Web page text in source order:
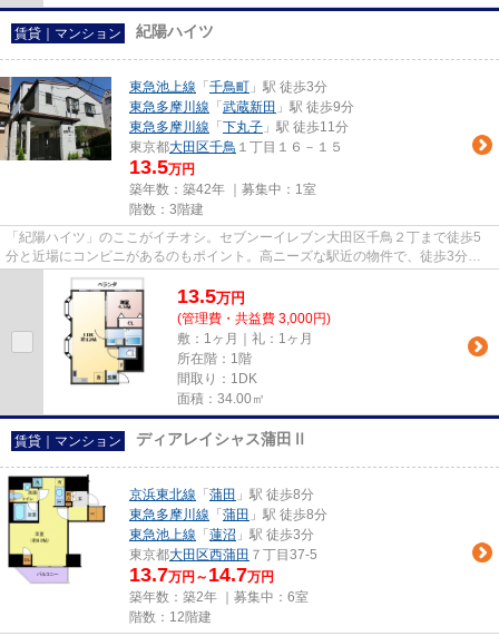
賃貸｜マンション 紀陽ハイツ
東急池上線 「 千鳥町 」駅 徒歩3分
東急多摩川線 「 武蔵新田 」駅 徒歩9分
東急多摩川線 「 下丸子 」駅 徒歩11分
東京都大田区千鳥 １丁目１６－１５
13.5万円
築年数：築42年 ｜募集中： 1室
階数：3階建
「紀陽ハイツ」のここがイチオシ。セブンーイレブン大田区千鳥２丁まで徒歩5
分と近場にコンビニがあるのもポイント。高ニーズな駅近の物件で、徒歩3分で
駅に行くことができます。眺望...
13.5万円
(管理費・共益費 3,000円)
敷：1ヶ月｜礼：1ヶ月
所在階：1階
間取り：1DK
面積：34.00㎡
賃貸｜マンション ディアレイシャス蒲田Ⅱ
京浜東北線 「 蒲田 」駅 徒歩8分
東急多摩川線 「 蒲田 」駅 徒歩8分
東急池上線 「 蓮沼 」駅 徒歩3分
東京都大田区西蒲田 ７丁目37-5
13.7万円～ 14.7万円
築年数：築2年 ｜募集中： 6室
階数：12階建